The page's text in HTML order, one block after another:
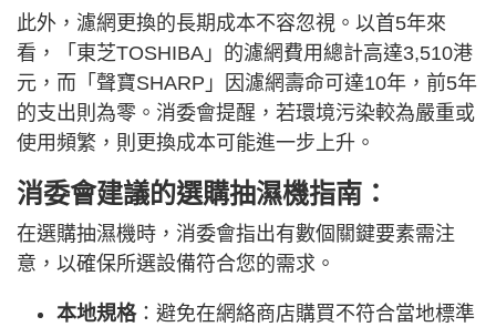
此外，濾網更換的長期成本不容忽視。以首5年來
看，「東芝TOSHIBA」的濾網費用總計高達3,510港
元，而「聲寶SHARP」因濾網壽命可達10年，前5年
的支出則為零。消委會提醒，若環境污染較為嚴重或
使用頻繁，則更換成本可能進一步上升。
消委會建議的選購抽濕機指南：
在選購抽濕機時，消委會指出有數個關鍵要素需注
意，以確保所選設備符合您的需求。
本地規格：避免在網絡商店購買不符合當地標準